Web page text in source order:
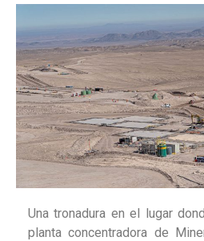
Una tronadura en el lugar
planta concentradora de